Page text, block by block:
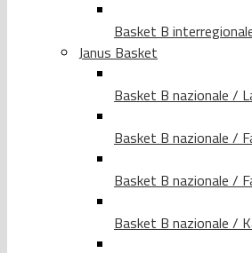
Basket B
Janus Basket
Basket B nazionale /
Basket B nazionale /
Basket B nazionale /
Basket B nazionale /